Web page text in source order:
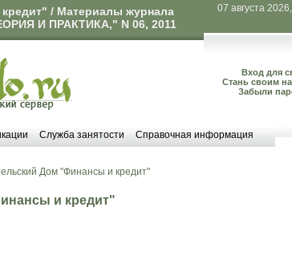
/ Материалы журнала
И ПРАКТИКА," N 06, 2011
07 августа
Вход для
Стань своим
Забыли
Служба занятости Справочная информация
Дом "Финансы и кредит"
и кредит"